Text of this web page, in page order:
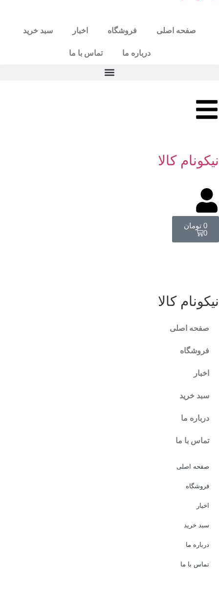
صفحه اصلی فروشگاه اخبار سبد خرید
درباره ما تماس با ما
نیکونام کالا
0 تومان
0
نیکونام کالا
صفحه اصلی
فروشگاه
اخبار
سبد خرید
درباره ما
تماس با ما
صفحه اصلی
فروشگاه
اخبار
سبد خرید
درباره ما
تماس با ما